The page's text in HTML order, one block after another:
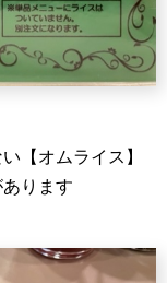
【オムライス】
ります